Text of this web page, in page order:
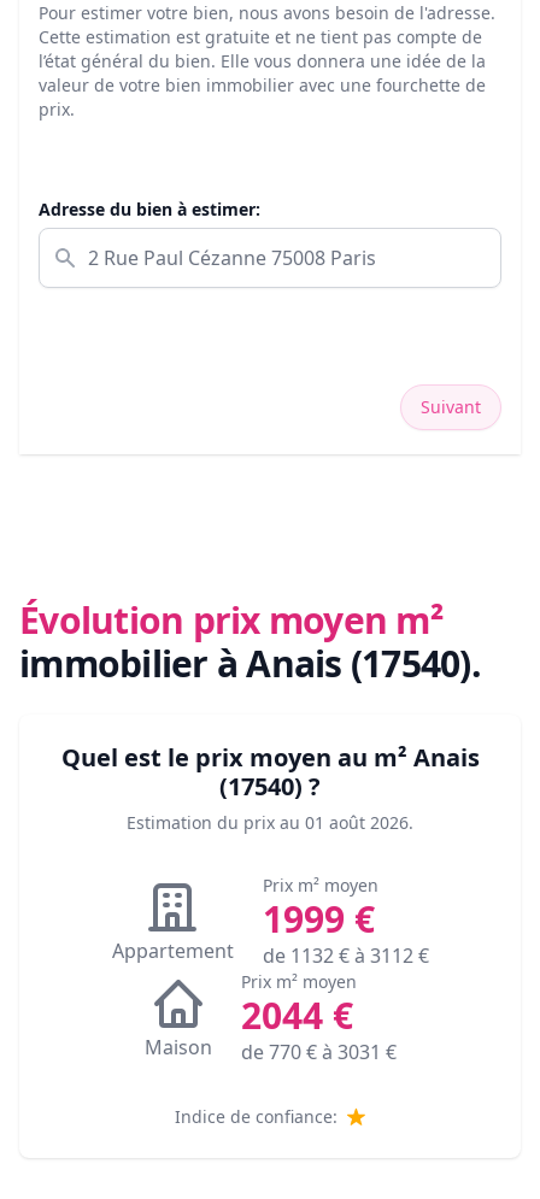
Pour estimer votre bien, nous avons besoin de l'adresse.
Cette estimation est gratuite et ne tient pas compte de
l’état général du bien. Elle vous donnera une idée de la
valeur de votre bien immobilier avec une fourchette de
prix.
Adresse du bien à estimer:
Suivant
Évolution prix moyen m²
immobilier à Anais (17540).
Quel est le prix moyen au m² Anais
(17540) ?
Estimation du prix au 01 août 2026.
Appartement
Prix m² moyen
1999 €
de 1132€ à 3112€
Maison
Prix m² moyen
2044€
de770€ à 3031 €
Indice de confiance: